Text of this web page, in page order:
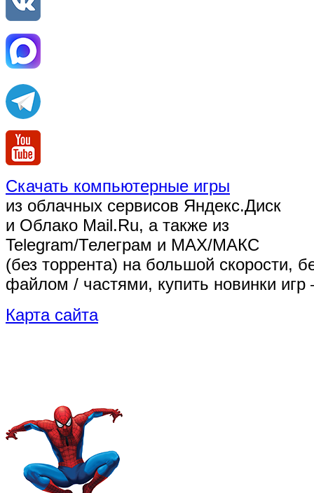
Скачать компьютерные игры
из облачных сервисов Яндекс.Диск
и Облако Mail.Ru, а также из
Telegram/Телеграм и MAX/МАКС
(без торрента) на большой скорости,
файлом / частями, купить новинки
Карта сайта